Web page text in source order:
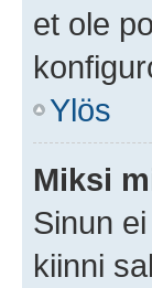
et ole
Ylös
Miksi
Sinun
kiinni